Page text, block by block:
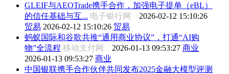
GLEIF与AEOTrade携手合作，加强电子提单（eBL）
的信任基础与互... 电子银行网 2026-02-12 15:10:26
贸易 2026-02-12 15:10:26 贸易
蚂蚁国际和谷歌共推“通用商业协议”，打通“AI购
物”全流程 移动支付网 2026-01-13 09:53:27 商业
2026-01-13 09:53:27 商业
中国银联携手合作伙伴共同发布2025金融大模型评测